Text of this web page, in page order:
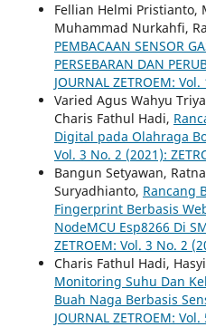
Fellian Helmi
Muhammad Nurkahfi,
PEMBACAAN SENSOR
PERSEBARAN DAN
JOURNAL ZETROEM:
Varied Agus Wahyu
Charis Fathul Hadi,
Digital pada Olahraga
Vol. 3 No. 2 (2021):
Bangun Setyawan,
Suryadhianto, Rancang
Fingerprint Berbasis
NodeMCU Esp8266 Di
ZETROEM: Vol. 3 No. 2
Charis Fathul Hadi,
Monitoring Suhu Dan
Buah Naga Berbasis
JOURNAL ZETROEM: